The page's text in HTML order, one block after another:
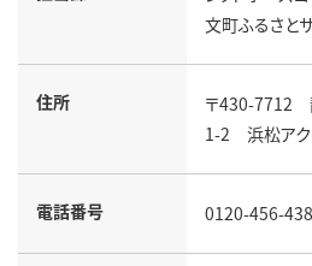
文町ふるさと
住所
〒430-7712
1-2 浜松アク
電話番号 0120-456-438